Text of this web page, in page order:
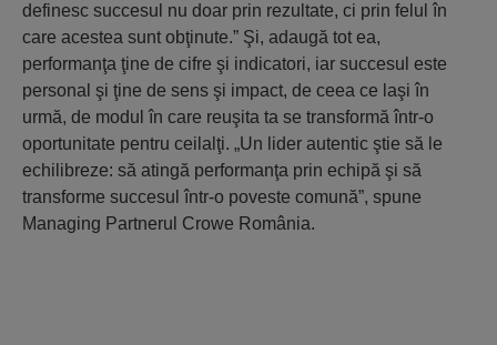
definesc succesul nu doar prin rezultate, ci prin felul în
care acestea sunt obţinute.” Şi, adaugă tot ea,
performanţa ţine de cifre şi indicatori, iar succesul este
personal şi ţine de sens şi impact, de ceea ce laşi în
urmă, de modul în care reuşita ta se transformă într-o
oportunitate pentru ceilalţi. „Un lider autentic ştie să le
echilibreze: să atingă performanţa prin echipă şi să
transforme succesul într-o poveste comună”, spune
Managing Partnerul Crowe România.